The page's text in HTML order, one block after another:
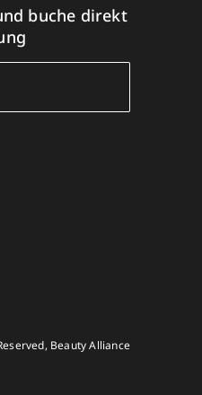
buche direkt
Beauty Alliance